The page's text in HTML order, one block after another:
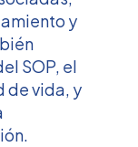
y
SOP, el
de vida, y